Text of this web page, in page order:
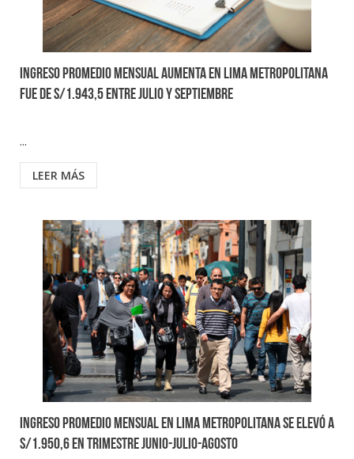
Ingreso promedio mensual aumenta en Lima Metropolitana
fue de S/1.943,5 entre julio y septiembre
...
LEER MÁS
Ingreso promedio mensual en Lima Metropolitana se elevó a
S/1.950,6 en trimestre junio-julio-agosto